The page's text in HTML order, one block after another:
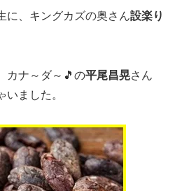
に、キングカズの奥さん設楽り
カナ～ダ～🎵の平尾昌晃さん
いました。